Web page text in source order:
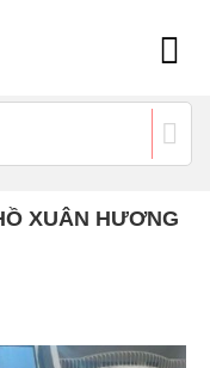
XUÂN HƯƠNG